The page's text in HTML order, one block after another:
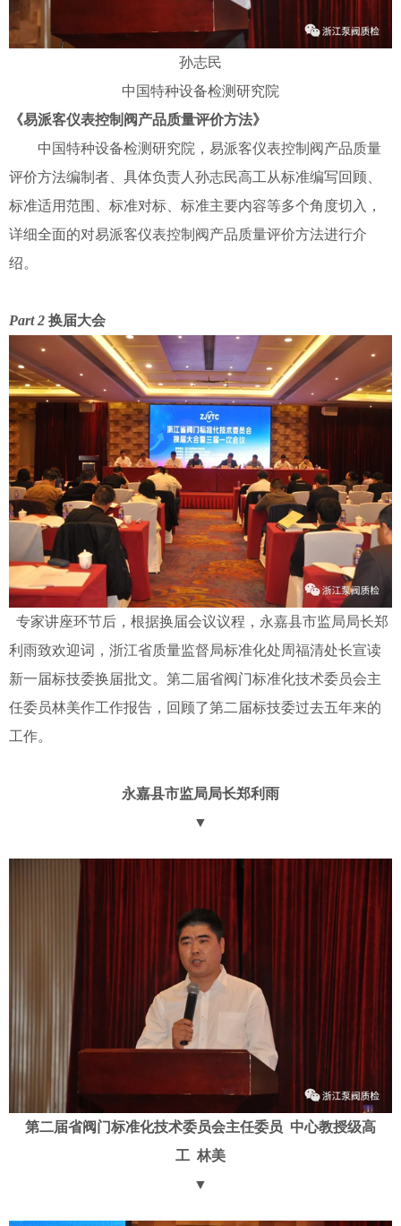
孙志民
中国特种设备检测研究院
《易派客仪表控制阀产品质量评价方法》
中国特种设备检测研究院，易派客仪表控制阀产品质量
评价方法编制者、具体负责人孙志民高工从标准编写回顾、
标准适用范围、标准对标、标准主要内容等多个角度切入，
详细全面的对易派客仪表控制阀产品质量评价方法进行介
绍。
Part 2 换届大会
专家讲座环节后，根据换届会议议程，永嘉县市监局局长郑
利雨致欢迎词，浙江省质量监督局标准化处周福清处长宣读
新一届标技委换届批文。第二届省阀门标准化技术委员会主
任委员林美作工作报告，回顾了第二届标技委过去五年来的
工作。
永嘉县市监局局长郑利雨
▼
第二届省阀门标准化技术委员会主任委员 中心教授级高
工 林美
▼